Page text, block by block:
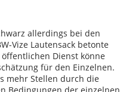
allerdings bei den
Vize Lautensack betonte
Dienst könne
für den Einzelnen.
mehr Stellen durch die